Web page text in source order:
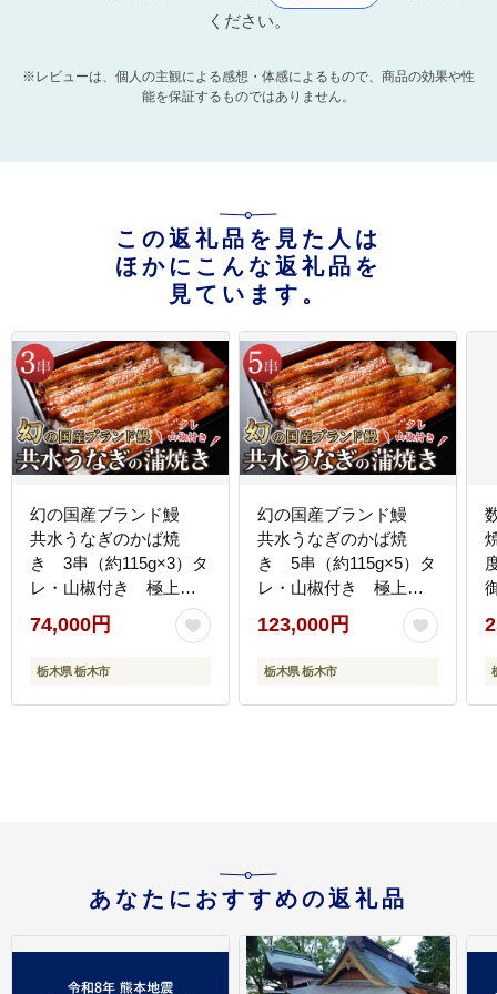
ください。
※レビューは、個人の主観による感想・体感によるもので、商品の効果や性
能を保証するものではありません。
この返礼品を見た人は
ほかにこんな返礼品を
見ています。
幻の国産ブランド鰻
共水うなぎのかば焼
き 3串（約115g×3）タ
レ・山椒付き 極上の
甘みとうまみ、ふっく
らとした食感【鰻 魚介
類 水産 食品 人気 おす
74,000円
栃木県 栃木市
幻の国産ブランド鰻
共水うなぎのかば焼
き 5串（約115g×5）タ
レ・山椒付き 極上の
甘みとうまみ、ふっく
らとした食感【鰻 魚介
類 水産 食品 人気 おす
123,000円
栃木県 栃木市
あなたにおすすめの返礼品